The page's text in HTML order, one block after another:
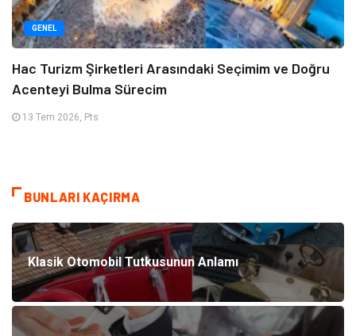
GENEL
Hac Turizm Şirketleri Arasındaki Seçimim ve Doğru
Acenteyi Bulma Sürecim
13 Tem 2026, Pts
BUNLARI KAÇIRMA
Klasik Otomobil Tutkusunun Anlamı